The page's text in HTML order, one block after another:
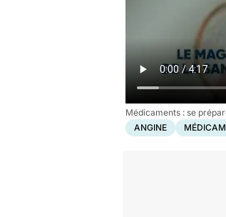
Médicaments : se
ANGINE